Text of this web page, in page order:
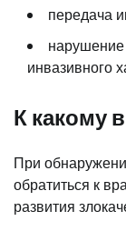
передача
нарушение
инвазивного
К какому
При
обратиться к
развития